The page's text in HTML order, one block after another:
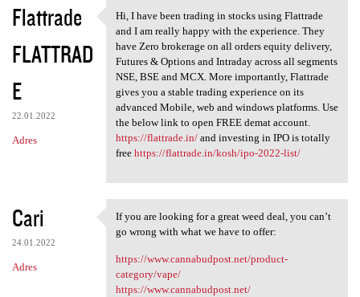
Flattrade
FLATTRAD
E
22.01.2022
Adres
Hi, I have been trading in
Hi, I have been trading in stocks using Flattrade
and I am really happy with the experience. They
have Zero brokerage on all orders equity delivery,
Futures & Options and Intraday across all segments
NSE, BSE and MCX. More importantly, Flattrade
gives you a stable trading experience on its
advanced Mobile, web and windows platforms. Use
the below link to open FREE demat account.
https://flattrade.in/and investing in IPO is totally
free https://flattrade.in/kosh/ipo-2022-list/
Cari
24.01.2022
Adres
If you are looking for a
If you are looking for a great weed deal, you can’t
go wrong with what we have to offer:
https://www.cannabudpost.net/product-
category/vape/
https://www.cannabudpost.net/